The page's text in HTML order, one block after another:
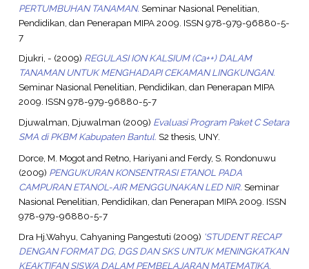
PERTUMBUHAN TANAMAN. Seminar Nasional Penelitian,
Pendidikan, dan Penerapan MIPA 2009. ISSN 978-979-96880-5-
7
Djukri, - (2009) REGULASI ION KALSIUM (Ca++) DALAM
TANAMAN UNTUK MENGHADAPI CEKAMAN LINGKUNGAN.
Seminar Nasional Penelitian, Pendidikan, dan Penerapan MIPA
2009. ISSN 978-979-96880-5-7
Djuwalman, Djuwalman (2009) Evaluasi Program Paket C Setara
SMA di PKBM Kabupaten Bantul. S2 thesis, UNY.
Dorce, M. Mogotand Retno, Hariyani and Ferdy, S. Rondonuwu
(2009) PENGUKURAN KONSENTRASI ETANOL PADA
CAMPURAN ETANOL-AIR MENGGUNAKAN LED NIR. Seminar
Nasional Penelitian, Pendidikan, dan Penerapan MIPA 2009. ISSN
978-979-96880-5-7
Dra Hj.Wahyu, Cahyaning Pangestuti (2009) ‘STUDENT RECAP’
DENGAN FORMAT DG, DGS DAN SKS UNTUK MENINGKATKAN
KEAKTIFAN SISWA DALAM PEMBELAJARAN MATEMATIKA.